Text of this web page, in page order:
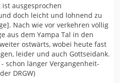
ausgesprochen
doch leicht und lohnend zu
Nach wie vor verkehren völlig
aus dem Yampa Tal in den
ostwärts, wobei heute fast
leider und auch Gottseidank.
schon länger Vergangenheit-
DRGW)